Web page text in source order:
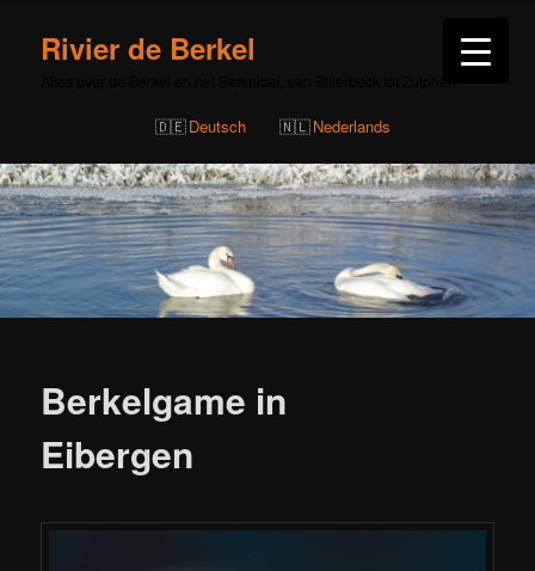
Rivier de Berkel
Deutsch Nederlands
Berkelgame in
Eibergen